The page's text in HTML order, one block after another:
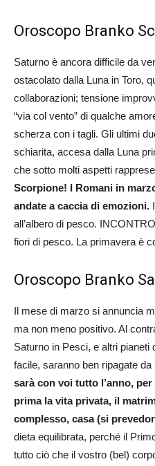
Oroscopo Branko
Saturno è ancora difficile da
ostacolato dalla Luna in Toro,
collaborazioni; tensione
“via col vento” di qualche
scherza con i tagli. Gli ultimi
schiarita, accesa dalla Luna
che sotto molti aspetti
Scorpione! I Romani in
andate a caccia di emozioni.
all’albero di pesco.
fiori di pesco. La primavera è
Oroscopo Branko
Il mese di marzo si annuncia
ma non meno positivo. Al
Saturno in Pesci, e altri pianeti
facile, saranno ben ripagate da
sarà con voi tutto l’anno,
prima la vita privata, il
complesso, casa (si
dieta equilibrata, perché il
tutto ciò che il vostro (bel)